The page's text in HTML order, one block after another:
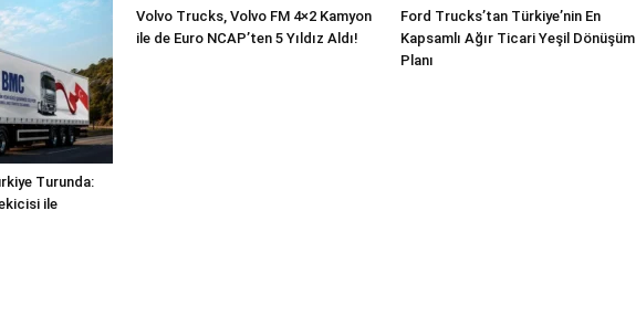
Turunda:
ile
Volvo Trucks, Volvo FM 4×2 Kamyon
ile de Euro NCAP’ten 5 Yıldız Aldı!
Ford Trucks’tan Türkiye’nin En
Kapsamlı Ağır Ticari Yeşil Dönüşüm
Planı